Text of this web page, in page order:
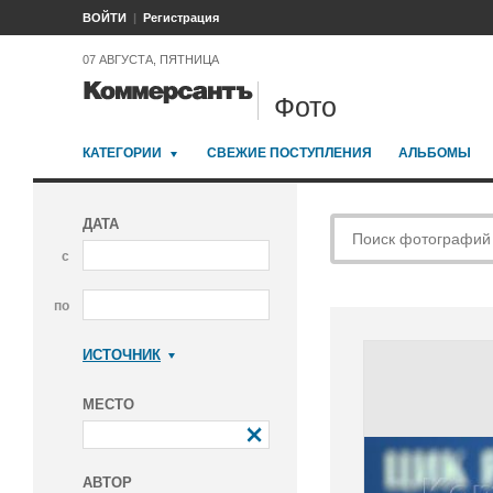
ВОЙТИ Регистрация
07 АВГУСТА, ПЯТНИЦА
Фото
КАТЕГОРИИ СВЕЖИЕ ПОСТУПЛЕНИЯ АЛЬБОМЫ
ДАТА
с
по
ИСТОЧНИК
МЕСТО
АВТОР